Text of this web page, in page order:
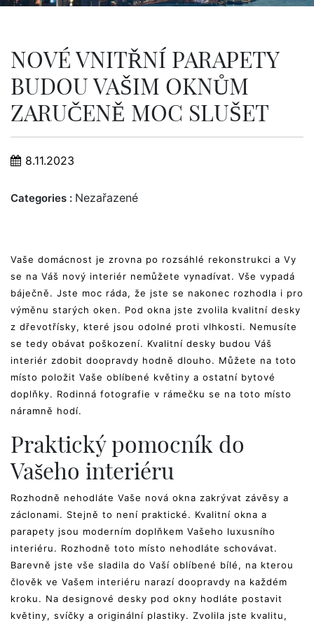
NOVÉ VNITŘNÍ PARAPETY
BUDOU VAŠIM OKNŮM
ZARUČENĚ MOC SLUŠET
8.11.2023
Categories : Nezařazené
Vaše domácnost je zrovna po rozsáhlé rekonstrukci a Vy
se na Váš nový interiér nemůžete vynadívat. Vše vypadá
báječně. Jste moc ráda, že jste se nakonec rozhodla i pro
výměnu starých oken. Pod okna jste zvolila kvalitní desky
z dřevotřísky, které jsou odolné proti vlhkosti. Nemusíte
se tedy obávat poškození. Kvalitní desky budou Váš
interiér zdobit doopravdy hodně dlouho. Můžete na toto
místo položit Vaše oblíbené květiny a ostatní bytové
doplňky. Rodinná fotografie v rámečku se na toto místo
náramně hodí.
Praktický pomocník do
Vašeho interiéru
Rozhodně nehodláte Vaše nová okna zakrývat závěsy a
záclonami. Stejně to není praktické. Kvalitní okna a
parapety jsou moderním doplňkem Vašeho luxusního
interiéru. Rozhodně toto místo nehodláte schovávat.
Barevně jste vše sladila do Vaší oblíbené bílé, na kterou
člověk ve Vašem interiéru narazí doopravdy na každém
kroku. Na designové desky pod okny hodláte postavit
květiny, svíčky a originální plastiky. Zvolila jste kvalitu,